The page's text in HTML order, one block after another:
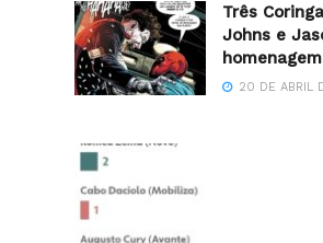
Três
Johns e
20 DE ABRIL